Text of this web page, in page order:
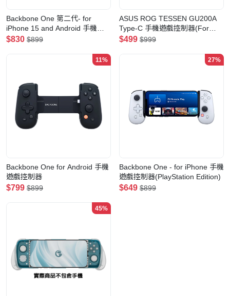
Backbone One 第二代- for
iPhone 15 and Android 手機遊
戲控制器 USB-C(黑色)
$830 $899
ASUS ROG TESSEN GU200A
Type-C 手機遊戲控制器(For
Android)
$499 $999
11%
Backbone One for Android 手機
遊戲控制器
$799 $899
27%
Backbone One - for iPhone 手機
遊戲控制器(PlayStation Edition)
$649 $899
45%